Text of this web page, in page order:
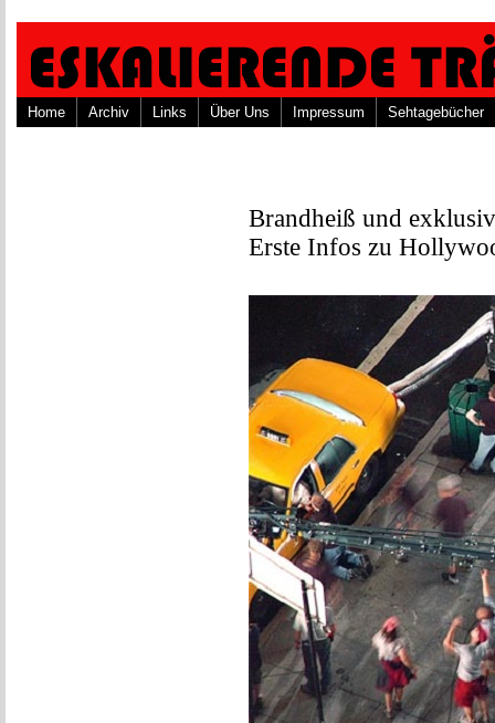
Home Archiv Links Über Uns Impressum Sehtagebücher
Brandheiß und
Erste Infos zu